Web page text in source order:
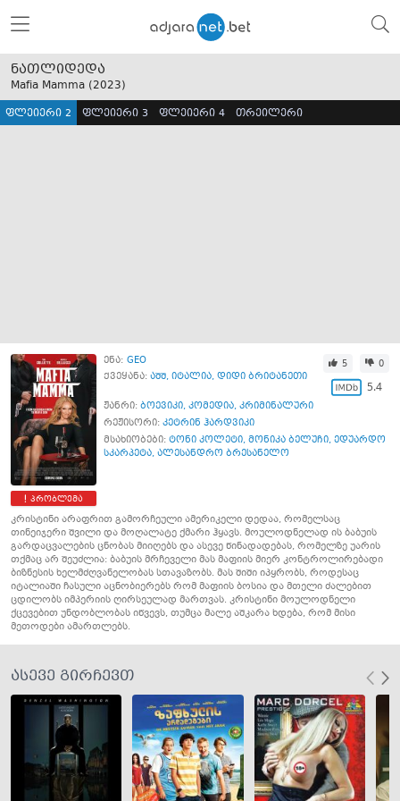
ნათლიდედა
Mafia Mamma (2023)
ფლეიერი 2 ფლეიერი 3 ფლეიერი 4 თრეილერი
პრობლემა
ენა: GEO
ქვეყანა: აშშ, იტალია, დიდი ბრიტანეთი
5 0
5.4
ჟანრი: ბოევიკი, კომედია, კრიმინალური
რეჟისორი: კეტრინ ჰარდვიკი
მსახიობები: ტონი კოლეტი, მონიკა ბელუჩი, ედუარდო
სკარპეტა, ალესანდრო ბრესანელო
კრისტინი არაფრით გამორჩეული ამერიკელი დედაა, რომელსაც
თინეიჯერი შვილი და მოღალატე ქმარი ჰყავს. მოულოდნელად ის ბაბუის
გარდაცვალების ცნობას მიიღებს და ასევე წინადადებას, რომელზე უარის
თქმაც არ შეუძლია: ბაბუის მრჩეველი მას მაფიის მიერ კონტროლირებადი
ბიზნესის ხელმძღვანელობას სთავაზობს. მას შიში იპყრობს, როდესაც
იტალიაში ჩასული აცნობიერებს რომ მაფიის ბოსია და მთელი ძალებით
ცდილობს იმპერიის ღირსეულად მართვას. კრისტინი მოულოდნელი
ქცევებით უნდობლობას იწვევს, თუმცა მალე აშკარა ხდება, რომ მისი
მეთოდები ამართლებს.
ასევე გირჩევთ